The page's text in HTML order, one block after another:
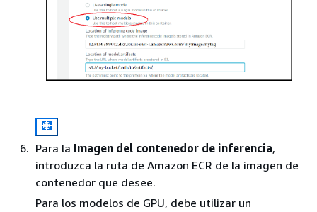
Para la Imagen del contenedor de inferencia,
introduzca la ruta de Amazon ECR de la imagen de
contenedor que desee.
Para los modelos de GPU, debe utilizar un